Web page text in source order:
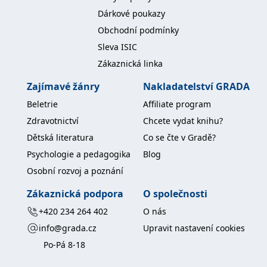
Dárkové poukazy
Obchodní podmínky
Sleva ISIC
Zákaznická linka
Zajímavé žánry
Beletrie
Zdravotnictví
Dětská literatura
Psychologie a pedagogika
Osobní rozvoj a poznání
Nakladatelství GRADA
Affiliate program
Chcete vydat knihu?
Co se čte v Gradě?
Blog
Zákaznická podpora
+420 234 264 402
info@grada.cz
Po-Pá 8-18
O společnosti
O nás
Upravit nastavení cookies